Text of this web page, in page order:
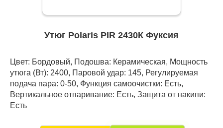
Утюг Polaris PIR 2430К Фуксия
Цвет: Бордовый, Подошва: Керамическая, Мощность
утюга (Вт): 2400, Паровой удар: 145, Регулируемая
подача пара: 0-50, Функция самоочистки: Есть,
Вертикальное отпаривание: Есть, Защита от накипи:
Есть